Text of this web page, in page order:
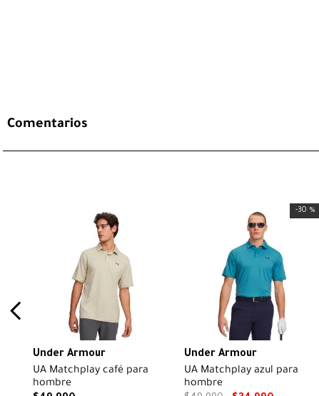
Comentarios
Under Armour
UA Matchplay café para
hombre
-30 %
Under Armour
UA Matchplay azul para
hombre